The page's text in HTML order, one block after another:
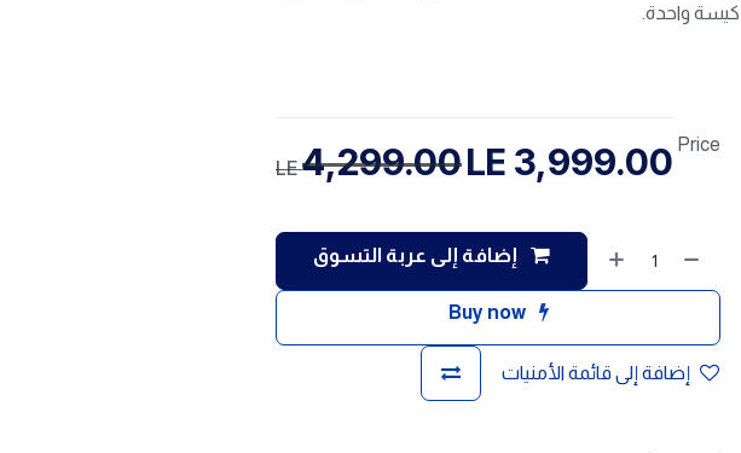
كيسة واحدة.
إضافة إلى عربة التسوق
Buy now
إضافة إلى قائمة الأمنيات
Price
3,999.00
4,299.00
LE